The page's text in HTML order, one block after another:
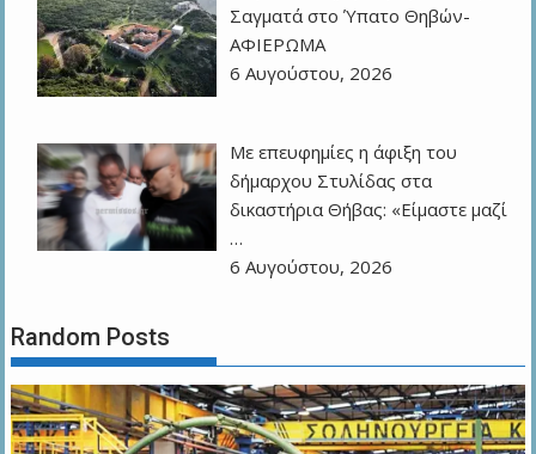
Σαγματά στο Ύπατο Θηβών-
ΑΦΙΕΡΩΜΑ
6 Αυγούστου, 2026
Με επευφημίες η άφιξη του
δήμαρχου Στυλίδας στα
δικαστήρια Θήβας: «Είμαστε μαζί
…
6 Αυγούστου, 2026
Random Posts